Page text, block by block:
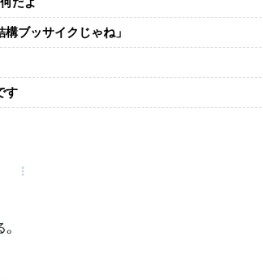
ブッサイクじゃね」
す